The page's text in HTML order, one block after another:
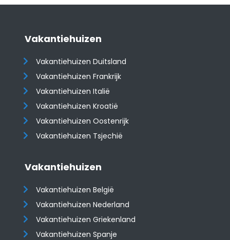
Vakantiehuizen
Vakantiehuizen Duitsland
Vakantiehuizen Frankrijk
Vakantiehuizen Italië
Vakantiehuizen Kroatië
​​​​​​​Vakantiehuizen Oostenrijk
Vakantiehuizen Tsjechië
Vakantiehuizen
Vakantiehuizen België
Vakantiehuizen Nederland
Vakantiehuizen Griekenland
Vakantiehuizen Spanje